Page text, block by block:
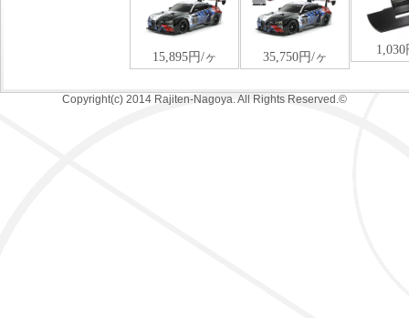
Copyright(c) 2014 Rajiten-Nagoya. All Rights Reserved.©